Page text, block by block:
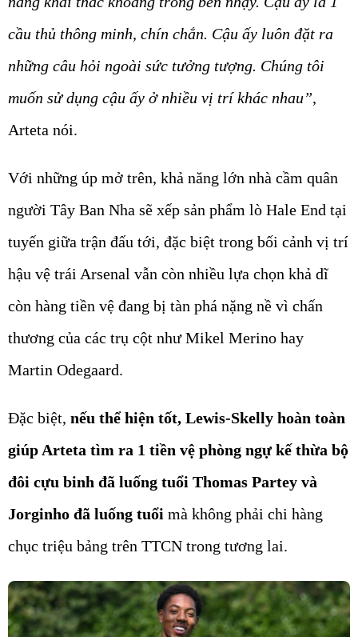
cầu thủ thông minh, chín chắn. Cậu ấy luôn đặt ra
những câu hỏi ngoài sức tưởng tượng. Chúng tôi
muốn sử dụng cậu ấy ở nhiều vị trí khác nhau”,
Arteta nói.
Với những úp mở trên, khả năng lớn nhà cầm quân
người Tây Ban Nha sẽ xếp sản phẩm lò Hale End tại
tuyến giữa trận đấu tới, đặc biệt trong bối cảnh vị trí
hậu vệ trái Arsenal vẫn còn nhiều lựa chọn khả dĩ
còn hàng tiền vệ đang bị tàn phá nặng nề vì chấn
thương của các trụ cột như Mikel Merino hay
Martin Odegaard.
Đặc biệt, nếu thể hiện tốt, Lewis-Skelly hoàn toàn
giúp Arteta tìm ra 1 tiền vệ phòng ngự kế thừa bộ
đôi cựu binh đã luống tuổi Thomas Partey và
Jorginho đã luống tuổi mà không phải chi hàng
chục triệu bảng trên TTCN trong tương lai.